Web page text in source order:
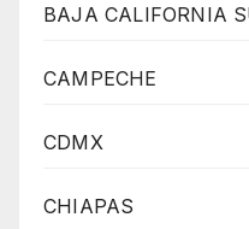
BAJA CALIFORNIA
CAMPECHE
CDMX
CHIAPAS